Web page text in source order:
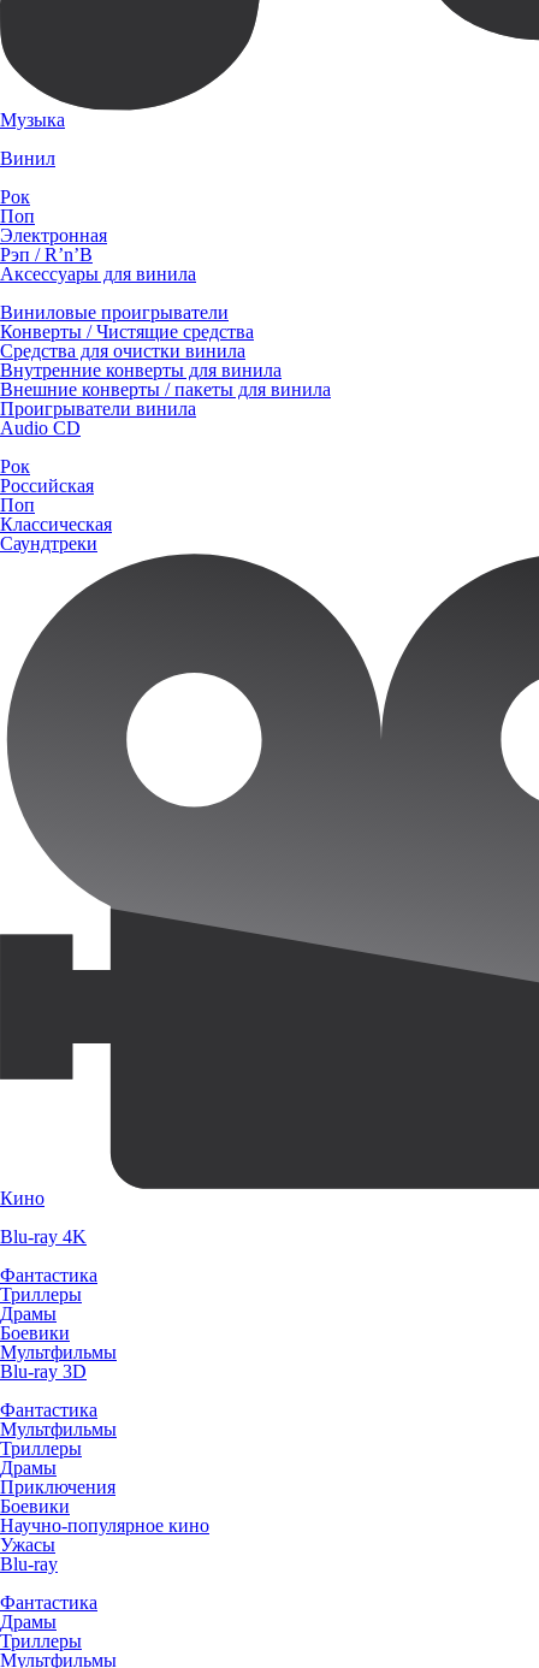
Музыка
Винил
Рок
Поп
Электронная
Рэп / R’n’B
Аксессуары для винила
Виниловые проигрыватели
Конверты / Чистящие средства
Средства для очистки винила
Внутренние конверты для винила
Внешние конверты / пакеты для винила
Проигрыватели винила
Audio CD
Рок
Российская
Поп
Классическая
Саундтреки
Кино
Blu-ray 4K
Фантастика
Триллеры
Драмы
Боевики
Мультфильмы
Blu-ray 3D
Фантастика
Мультфильмы
Триллеры
Драмы
Приключения
Боевики
Научно-популярное кино
Ужасы
Blu-ray
Фантастика
Драмы
Триллеры
Мультфильмы